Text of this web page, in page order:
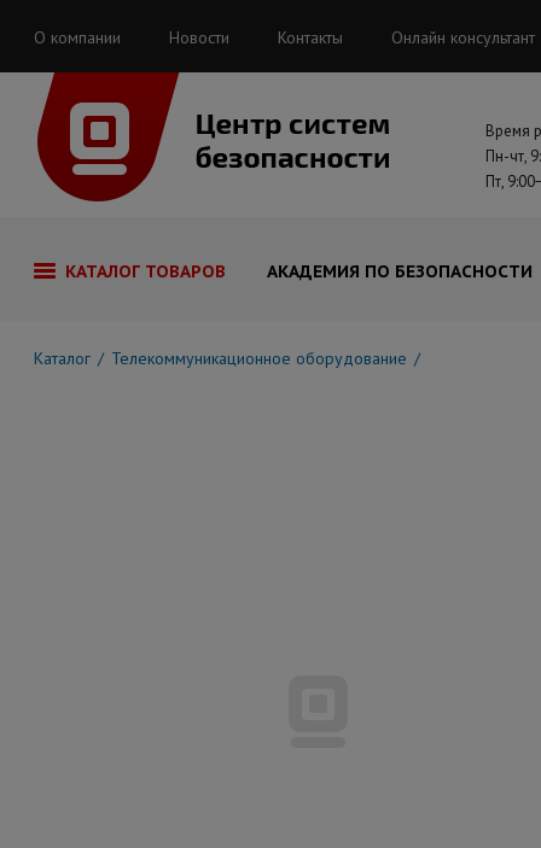
О компании Новости Контакты Онлайн консультант
Время
Пн-чт,
Пт,
КАТАЛОГ ТОВАРОВ АКАДЕМИЯ ПО БЕЗОПАСНОСТИ
Каталог Телекоммуникационное оборудование